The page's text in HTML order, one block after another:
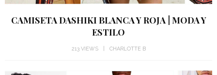
CAMISETA DASHIKI BLANCA Y ROJA | MODA Y
ESTILO
213 VIEWS CHARLOTTE B